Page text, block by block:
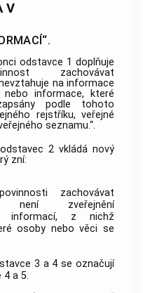
V
odstavce 1 doplňuje
zachovávat
na informace
nebo informace, které
podle tohoto
rejstříku, veřejné
seznamu.“.
2 vkládá nový
zní:
zachovávat
není zveřejnění
informací, z nichž
osoby nebo věci se
3 a 4 se označují
a 5.